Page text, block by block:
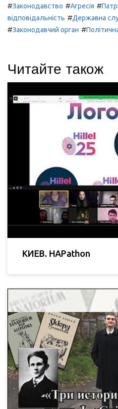
#Законодавство #Агресія #
відповідальність #Державна
#Законодавчий орган #
Читайте також
КИЕВ. HAPathon